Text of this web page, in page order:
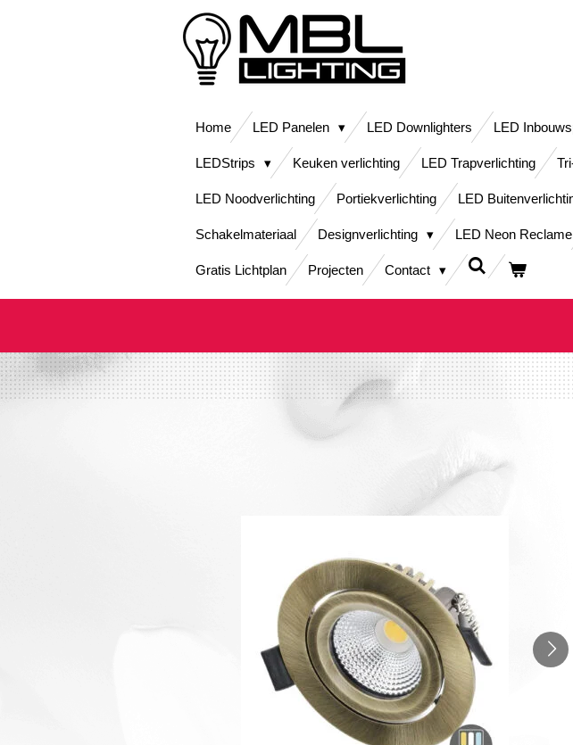
Home LED Panelen LED Downlighters LED
LEDStrips Keuken verlichting LED Trapverlichting
LED Noodverlichting Portiekverlichting LED
Schakelmateriaal Designverlichting LED Neon Reclame
Gratis Lichtplan Projecten Contact